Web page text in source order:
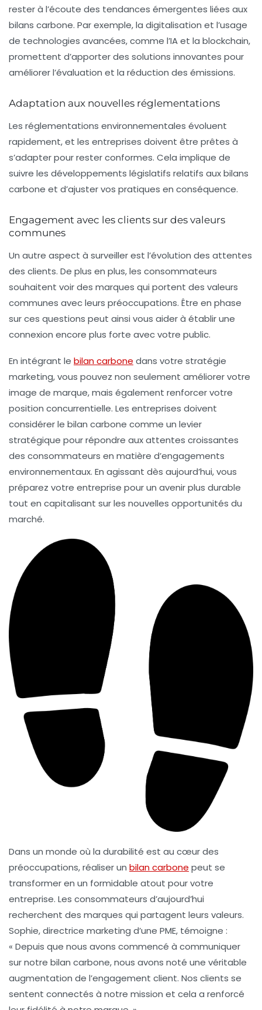
rester à l’écoute des tendances émergentes liées aux
bilans carbone. Par exemple, la digitalisation et l’usage
de technologies avancées, comme l’IA et la blockchain,
promettent d’apporter des solutions innovantes pour
améliorer l’évaluation et la réduction des émissions.
Adaptation aux nouvelles réglementations
Les réglementations environnementales évoluent
rapidement, et les entreprises doivent être prêtes à
s’adapter pour rester conformes. Cela implique de
suivre les développements législatifs relatifs aux bilans
carbone et d’ajuster vos pratiques en conséquence.
Engagement avec les clients sur des valeurs
communes
Un autre aspect à surveiller est l’évolution des attentes
des clients. De plus en plus, les consommateurs
souhaitent voir des marques qui portent des valeurs
communes avec leurs préoccupations. Être en phase
sur ces questions peut ainsi vous aider à établir une
connexion encore plus forte avec votre public.
En intégrant le bilan carbone dans votre stratégie
marketing, vous pouvez non seulement améliorer votre
image de marque, mais également renforcer votre
position concurrentielle. Les entreprises doivent
considérer le bilan carbone comme un levier
stratégique pour répondre aux attentes croissantes
des consommateurs en matière d’engagements
environnementaux. En agissant dès aujourd’hui, vous
préparez votre entreprise pour un avenir plus durable
tout en capitalisant sur les nouvelles opportunités du
marché.
Dans un monde où la durabilité est au cœur des
préoccupations, réaliser un bilan carbone peut se
transformer en un formidable atout pour votre
entreprise. Les consommateurs d’aujourd’hui
recherchent des marques qui partagent leurs valeurs.
Sophie, directrice marketing d’une PME, témoigne :
« Depuis que nous avons commencé à communiquer
sur notre bilan carbone, nous avons noté une véritable
augmentation de l’engagement client. Nos clients se
sentent connectés à notre mission et cela a renforcé